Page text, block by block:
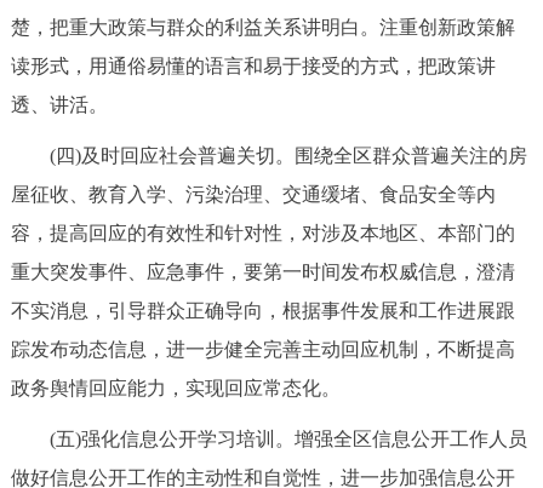
楚，把重大政策与群众的利益关系讲明白。注重创新政策解
读形式，用通俗易懂的语言和易于接受的方式，把政策讲
透、讲活。
(四)及时回应社会普遍关切。围绕全区群众普遍关注的房
屋征收、教育入学、污染治理、交通缓堵、食品安全等内
容，提高回应的有效性和针对性，对涉及本地区、本部门的
重大突发事件、应急事件，要第一时间发布权威信息，澄清
不实消息，引导群众正确导向，根据事件发展和工作进展跟
踪发布动态信息，进一步健全完善主动回应机制，不断提高
政务舆情回应能力，实现回应常态化。
(五)强化信息公开学习培训。增强全区信息公开工作人员
做好信息公开工作的主动性和自觉性，进一步加强信息公开